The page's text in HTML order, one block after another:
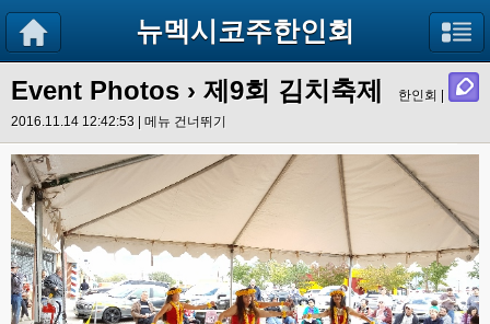
뉴멕시코주한인회
Event Photos › 제9회 김치축제
한인회 |
2016.11.14 12:42:53 | 메뉴 건너뛰기